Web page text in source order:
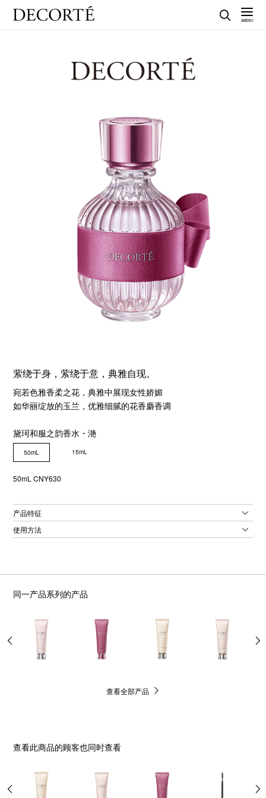
萦绕于身，萦绕于意，典雅自现。
宛若色雅香柔之花，典雅中展现女性娇媚
如华丽绽放的玉兰，优雅细腻的花香麝香调
黛珂和服之韵香水・滟
50mL 15mL
50mL CNY630
产品特征
使用方法
同一产品系列的产品
查看全部产品
查看此商品的顾客也同时查看